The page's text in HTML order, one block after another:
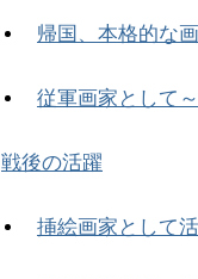
帰国、本格的な
従軍画家として
戦後の活躍
挿絵画家として